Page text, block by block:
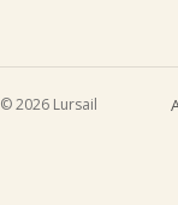
© 2026 Lursail